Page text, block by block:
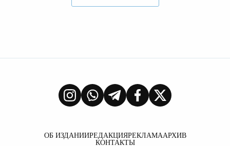
ОБ ИЗДАНИИРЕДАКЦИЯРЕКЛАМААРХИВ
КОНТАКТЫ